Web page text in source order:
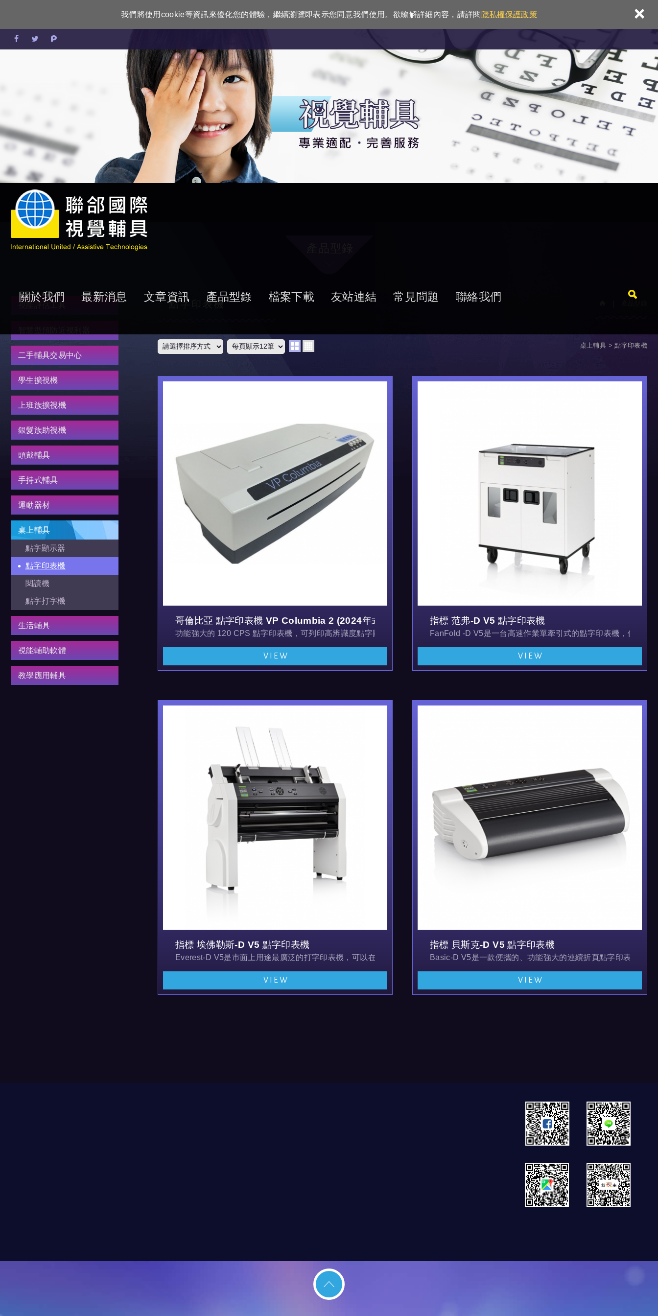
我們將使用cookie等資訊來優化您的體驗，繼續瀏覽即表示您同意我們使用。欲瞭解詳細內容，請詳閱 隱私權保護政策 ×
關於我們 最新消息 文章資訊 產品型錄 檔案下載 友站連結 常見問題 聯絡我們
視能評估工具
二手輔具交易中心
學生擴視機
上班族擴視機
銀髮族助視機
頭戴輔具
手持式輔具
運動器材
桌上輔具
點字顯示器
點字印表機
閱讀機
點字打字機
生活輔具
視能輔助軟體
教學應用輔具
點字印表機
桌上輔具 點字印表機
哥倫比亞 點字印表機 VP Columbia 2 (2024年式)
功能強大的 120 CPS 點字印表機，可列印高辨識度點字圖形
VIEW
指標 范弗-D V5 點字印表機
FanFold -D V5是一台高速作業單牽引式的點字印表機，價格
VIEW
指標 埃佛勒斯-D V5 點字印表機
Everest-D V5是市面上用途最廣泛的打字印表機，可以在單頁紙上以任何格式對點字進行壓花。
VIEW
指標 貝斯克-D V5 點字印表機
Basic-D V5是一款便攜的、功能強大的連續折頁點字印表機。
VIEW